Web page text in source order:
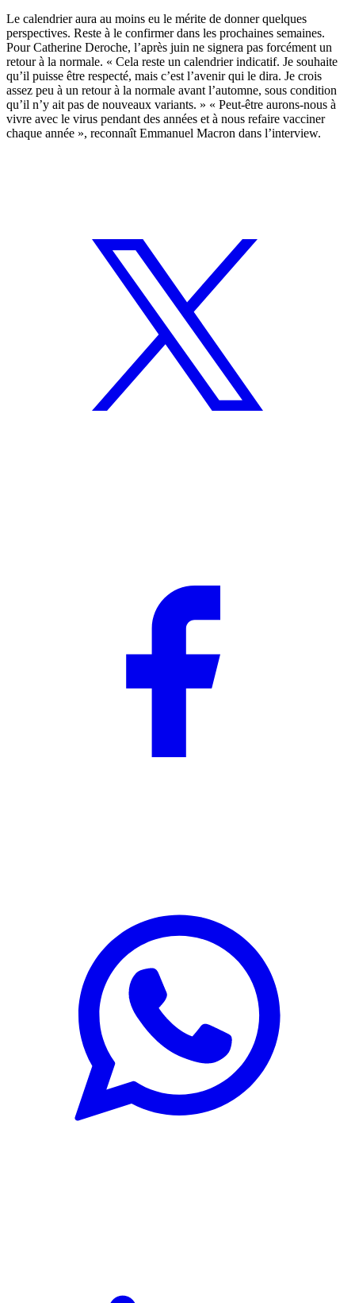
Le calendrier aura au moins eu le mérite de donner quelques
perspectives. Reste à le confirmer dans les prochaines semaines.
Pour Catherine Deroche, l’après juin ne signera pas forcément un
retour à la normale. « Cela reste un calendrier indicatif. Je souhaite
qu’il puisse être respecté, mais c’est l’avenir qui le dira. Je crois
assez peu à un retour à la normale avant l’automne, sous condition
qu’il n’y ait pas de nouveaux variants. » « Peut-être aurons-nous à
vivre avec le virus pendant des années et à nous refaire vacciner
chaque année », reconnaît Emmanuel Macron dans l’interview.